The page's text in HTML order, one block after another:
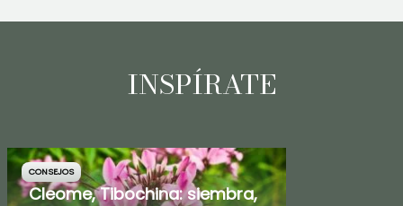
INSPÍRATE
CONSEJOS
Cleome, Tibochina: siembra,